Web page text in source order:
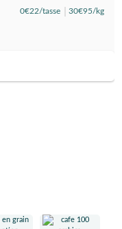
0€22/tasse 30€95/kg